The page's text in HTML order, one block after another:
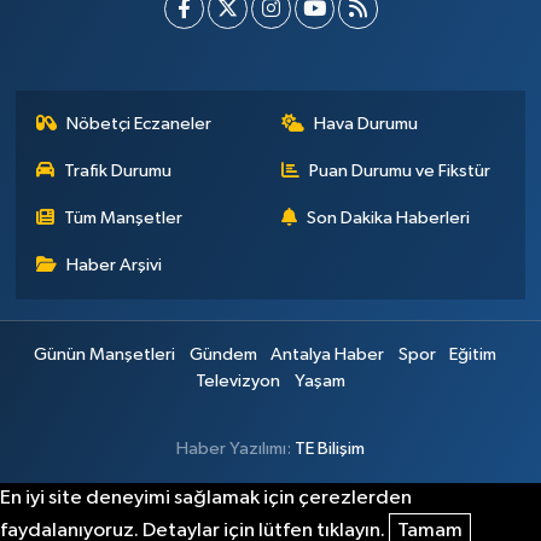
Nöbetçi Eczaneler Hava Durumu
Trafik Durumu Puan Durumu ve Fikstür
Tüm Manşetler Son Dakika Haberleri
Haber Arşivi
Günün Manşetleri Gündem Antalya Haber Spor
Eğitim
Televizyon
Yaşam
Haber Yazılımı: TE Bilişim
En iyi site deneyimi sağlamak için çerezlerden
faydalanıyoruz. Detaylar için lütfen tıklayın.
Tamam